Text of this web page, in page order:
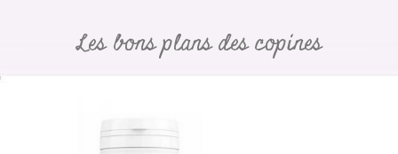
Les bons plans des copines